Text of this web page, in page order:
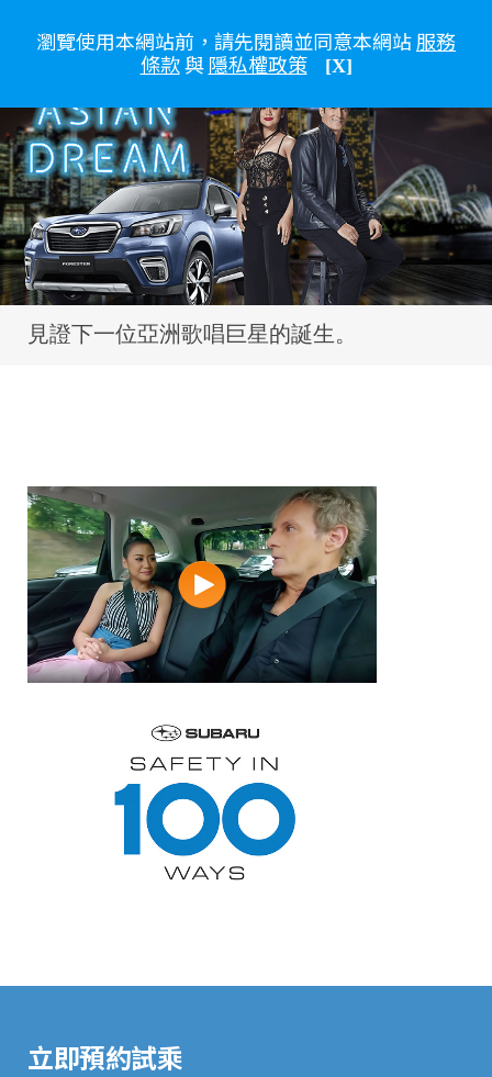
瀏覽使用本網站前，請先閱讀並同意本網站服務
條款與隱私權政策 [X]
見證下一位亞洲歌唱巨星的誕生。
立即預約試乘